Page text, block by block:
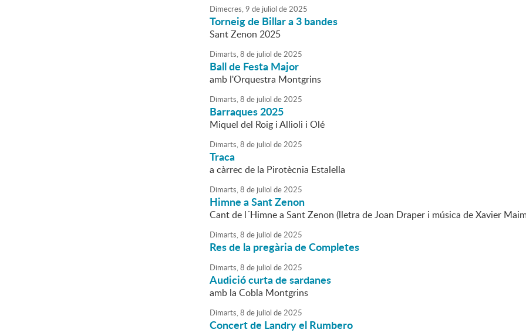
Dimecres,9 de juliol de2025
Torneig de Billar a 3 bandes
Sant Zenon 2025
Dimarts,8 de juliol de2025
Ball de Festa Major
amb l'Orquestra Montgrins
Dimarts,8 de juliol de2025
Barraques 2025
Miquel del Roig i Allioli i Olé
Dimarts,8 de juliol de2025
Traca
a càrrec de la Pirotècnia Estalella
Dimarts,8 de juliol de2025
Himne a Sant Zenon
Cant de l´Himne a Sant Zenon (lletra de Joan Draper i música de Xavier
Dimarts,8 de juliol de2025
Res de la pregària de Completes
Dimarts,8 de juliol de2025
Audició curta de sardanes
amb la Cobla Montgrins
Dimarts,8 de juliol de2025
Concert de Landry el Rumbero